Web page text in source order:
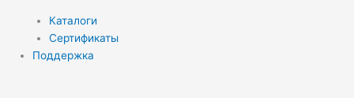
Каталоги
Сертификаты
Поддержка